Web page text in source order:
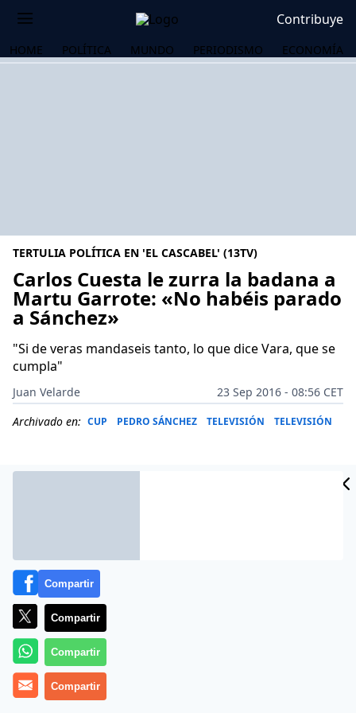
Contribuye
HOME POLÍTICA MUNDO PERIODISMO ECONOMÍA
TERTULIA POLÍTICA EN 'EL CASCABEL' (13TV)
Carlos Cuesta le zurra la badana a
Martu Garrote: «No habéis parado
a Sánchez»
"Si de veras mandaseis tanto, lo que dice Vara, que se
cumpla"
Juan Velarde
23 Sep 2016 - 08:56 CET
Archivado en: CUP PEDRO SÁNCHEZ TELEVISIÓN TELEVISIÓN
Ha sido puesta prácticamente en la puerta de la calle
del PSOE por sus críticas a Pedro Sánchez, pero Martu
Compartir
Compartir
Compartir
Compartir